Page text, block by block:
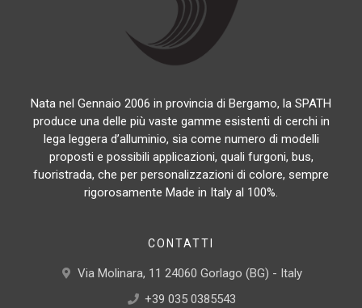
Nata nel Gennaio 2006 in provincia di Bergamo, la SPATH
produce una delle più vaste gamme esistenti di cerchi in
lega leggera d’alluminio, sia come numero di modelli
proposti e possibili applicazioni, quali furgoni, bus,
fuoristrada, che per personalizzazioni di colore, sempre
rigorosamente Made in Italy al 100%.
CONTATTI
Via Molinara, 11 24060 Gorlago (BG) - Italy
+39 035 0385543